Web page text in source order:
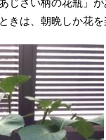
じさい柄の花瓶」が
きは、朝晩しか花